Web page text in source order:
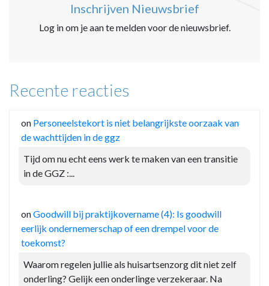
Inschrijven Nieuwsbrief
Log in om je aan te melden voor de nieuwsbrief.
Recente reacties
on Personeelstekort is niet belangrijkste oorzaak van
de wachttijden in de ggz
Tijd om nu echt eens werk te maken van een transitie
in de GGZ :...
onGoodwill bij praktijkovername (4): Is goodwill
eerlijk ondernemerschap of een drempel voor de
toekomst?
Waarom regelen jullie als huisartsenzorg dit niet zelf
onderling? Gelijk een onderlinge verzekeraar. Na